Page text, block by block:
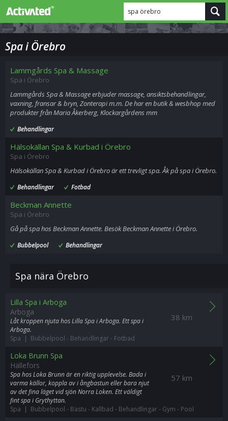
spa örebro
Spa i Örebro
Lammgårds Spa & Massage
Spa i Örebro
Lammgårds Spa & Massage erbjuder massage, ansiktsbehandlingar,
vaxning, fransar & bryn, Zonterapi m.m. De har en butik & wesbhop med
produkter från Maria Åkerberg, Klockargårdens mm
Behandlingar
Hälsokällan Spa & Kurbad i Örebro
Spa i Örebro
Hälsokällan Spa & Kurbad i Örebro är ett trevligt spa. Åk på spa i Örebro.
Behandlingar Fotbad
Beckman Annette
Spa i Örebro
Gå på spa hos Beckman Annette. Besök Beckman Annette i Örebro.
Bubbelpool Behandlingar
Spa nära Örebro
38 km
Lilla Spa i Arboga
Arboga
Låt kroppen njuta hos Lilla Spa i Arboga. Ett spa i
Arboga.
Spa | Bubbelpool - Behandlingar- Fotbad
57 km
Loka Brunn Spa
Hällefors
Spa hos Loka Brunn är en riktig upplevelse. Bada i
varma källor, koppla av i ångbastun eller bara njut
av det fina läget vid sjön Norra Loken. Ett väldigt
fint spa i Grythyttan.
Spa | Bubbelpool - Bastu - Kallbad - Behandlingar- Gym - Pool